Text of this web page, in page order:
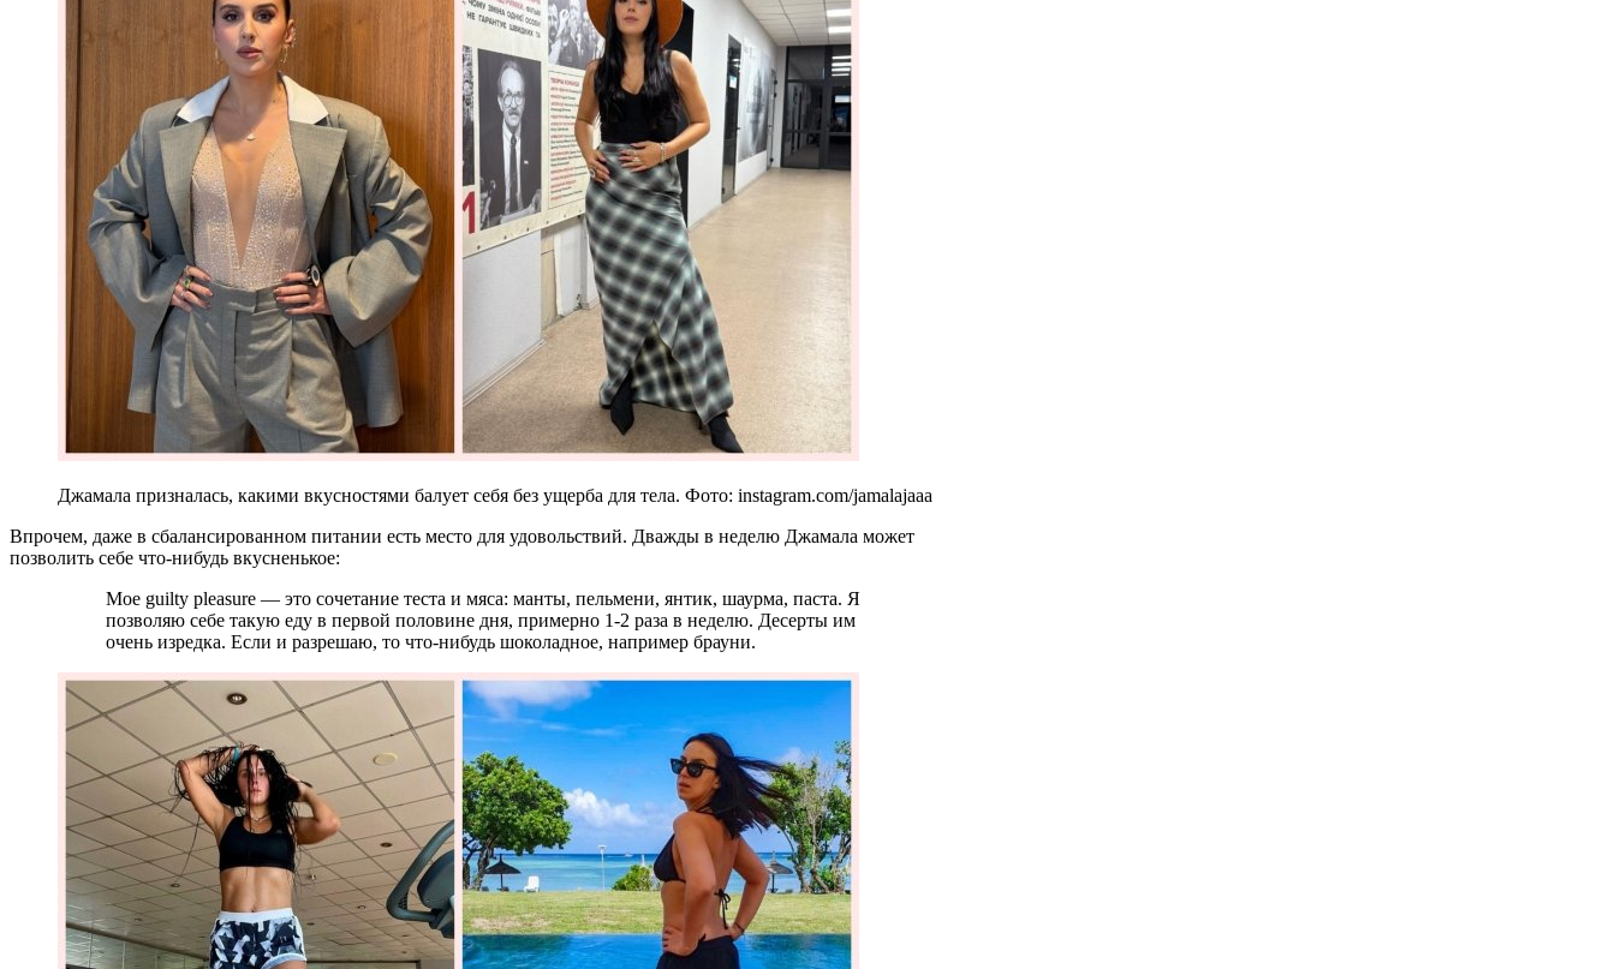
Джамала призналась, какими вкусностями балует себя без ущерба для тела. Фото: instagram.com/jamalajaaa
Впрочем, даже в сбалансированном питании есть место для удовольствий. Дважды в неделю Джамала может
позволить себе что-нибудь вкусненькое:
Мое guilty pleasure — это сочетание теста и мяса: манты, пельмени, янтик, шаурма, паста. Я
позволяю себе такую еду в первой половине дня, примерно 1-2 раза в неделю. Десерты им
очень изредка. Если и разрешаю, то что-нибудь шоколадное, например брауни.